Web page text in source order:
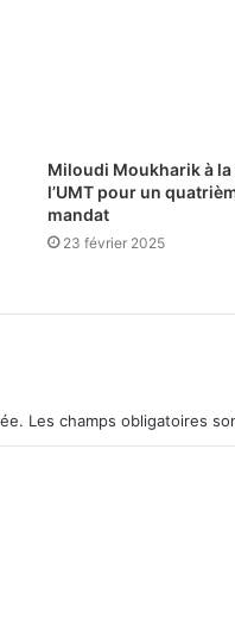
Miloudi Moukharik à la
l’UMT pour un
mandat
23 février 2025
Les champs obligatoires